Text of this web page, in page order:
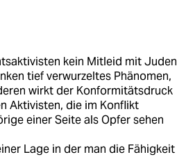
kein Mitleid mit Juden
tief verwurzeltes Phänomen,
wirkt der Konformitätsdruck
Aktivisten, die im Konflikt
einer Seite als Opfer sehen
Lage in der man die Fähigkeit